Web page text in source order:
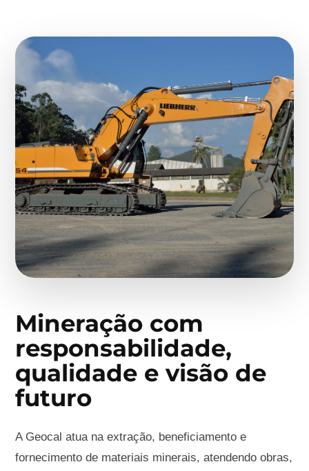
Mineração com
responsabilidade,
qualidade e visão de
futuro
A Geocal atua na extração, beneficiamento e
fornecimento de materiais minerais, atendendo obras,